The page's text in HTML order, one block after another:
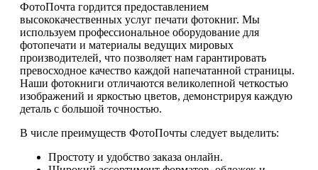
ФотоПочта гордится предоставлением
высококачественных услуг печати фотокниг. Мы
используем профессиональное оборудование для
фотопечати и материалы ведущих мировых
производителей, что позволяет нам гарантировать
превосходное качество каждой напечатанной страницы.
Наши фотокниги отличаются великолепной четкостью
изображений и яркостью цветов, демонстрируя каждую
деталь с большой точностью.
В числе преимуществ ФотоПочты следует выделить:
Простоту и удобство заказа онлайн.